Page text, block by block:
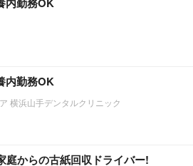
内勤務OK
横浜山手デンタルクリニック
庭からの古紙回収ドライバー!